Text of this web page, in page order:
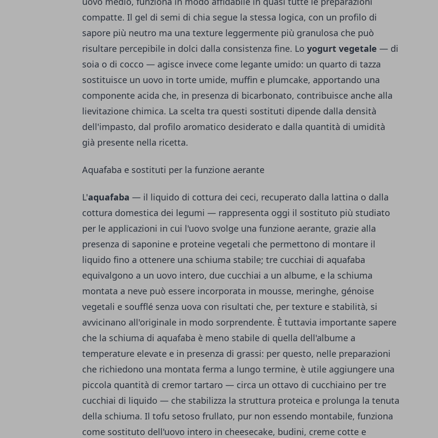
compatte. Il gel di semi di chia segue la stessa logica, con un profilo di
sapore più neutro ma una texture leggermente più granulosa che può
risultare percepibile in dolci dalla consistenza fine. Lo yogurt vegetale — di
soia o di cocco — agisce invece come legante umido: un quarto di tazza
sostituisce un uovo in torte umide, muffin e plumcake, apportando una
componente acida che, in presenza di bicarbonato, contribuisce anche alla
lievitazione chimica. La scelta tra questi sostituti dipende dalla densità
dell'impasto, dal profilo aromatico desiderato e dalla quantità di umidità
già presente nella ricetta.
Aquafaba e sostituti per la funzione aerante
L'aquafaba — il liquido di cottura dei ceci, recuperato dalla lattina o dalla
cottura domestica dei legumi — rappresenta oggi il sostituto più studiato
per le applicazioni in cui l'uovo svolge una funzione aerante, grazie alla
presenza di saponine e proteine vegetali che permettono di montare il
liquido fino a ottenere una schiuma stabile; tre cucchiai di aquafaba
equivalgono a un uovo intero, due cucchiai a un albume, e la schiuma
montata a neve può essere incorporata in mousse, meringhe, génoise
vegetali e soufflé senza uova con risultati che, per texture e stabilità, si
avvicinano all'originale in modo sorprendente. È tuttavia importante sapere
che la schiuma di aquafaba è meno stabile di quella dell'albume a
temperature elevate e in presenza di grassi: per questo, nelle preparazioni
che richiedono una montata ferma a lungo termine, è utile aggiungere una
piccola quantità di cremor tartaro — circa un ottavo di cucchiaino per tre
cucchiai di liquido — che stabilizza la struttura proteica e prolunga la tenuta
della schiuma. Il tofu setoso frullato, pur non essendo montabile, funziona
come sostituto dell'uovo intero in cheesecake, budini, creme cotte e